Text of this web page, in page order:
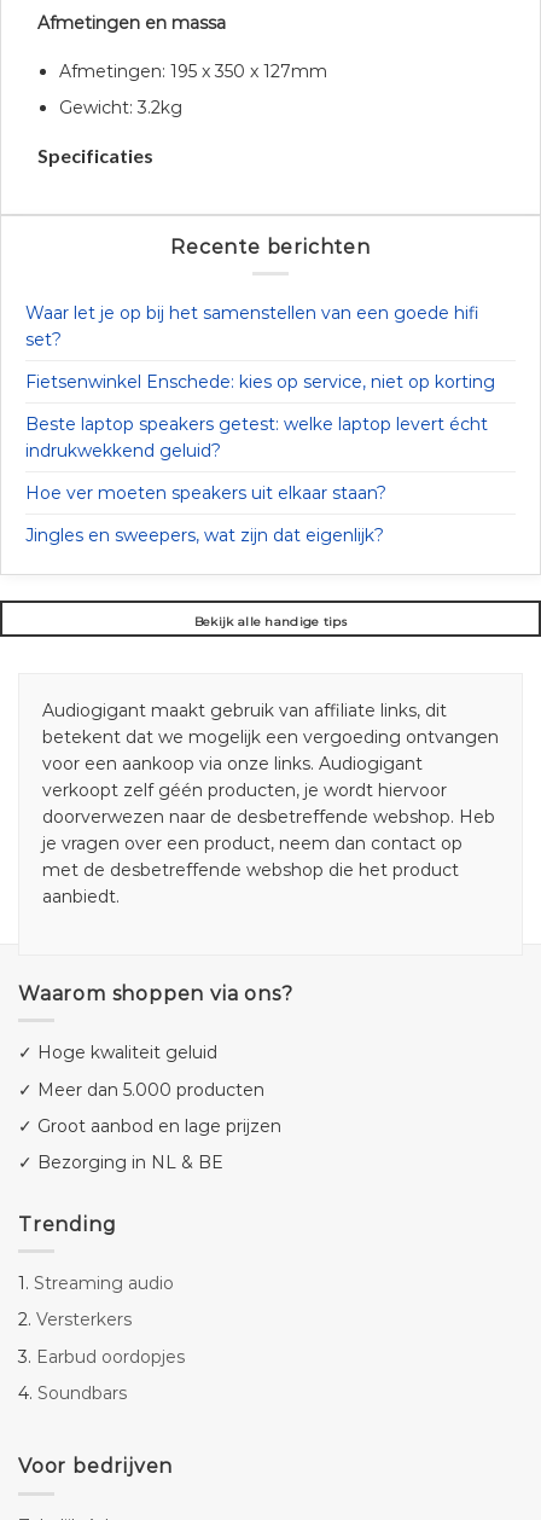
Afmetingen en massa
Afmetingen: 195 x 350 x 127mm
Gewicht: 3.2kg
Specificaties
Recente berichten
Waar let je op bij het samenstellen van een goede hifi
set?
Fietsenwinkel Enschede: kies op service, niet op korting
Beste laptop speakers getest: welke laptop levert écht
indrukwekkend geluid?
Hoe ver moeten speakers uit elkaar staan?
Jingles en sweepers, wat zijn dat eigenlijk?
Bekijk alle handige tips
Audiogigant maakt gebruik van affiliate links, dit
betekent dat we mogelijk een vergoeding ontvangen
voor een aankoop via onze links. Audiogigant
verkoopt zelf géén producten, je wordt hiervoor
doorverwezen naar de desbetreffende webshop. Heb
je vragen over een product, neem dan contact op
met de desbetreffende webshop die het product
aanbiedt.
Waarom shoppen via ons?
✓ Hoge kwaliteit geluid
✓ Meer dan 5.000 producten
✓ Groot aanbod en lage prijzen
✓ Bezorging in NL & BE
Trending
1. Streaming audio
2. Versterkers
3. Earbud oordopjes
4. Soundbars
Voor bedrijven